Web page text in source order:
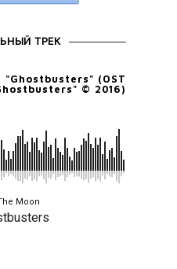
ТРЕК
"Ghostbusters" (OST
© 2016)
Moon